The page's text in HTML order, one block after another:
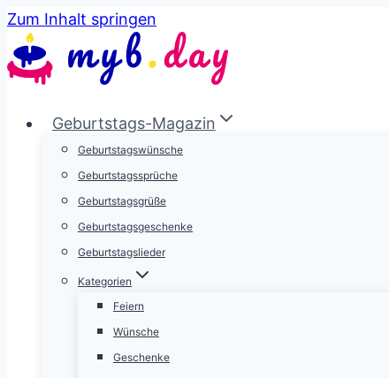
Zum Inhalt springen
Geburtstags-Magazin
Geburtstagswünsche
Geburtstagssprüche
Geburtstagsgrüße
Geburtstagsgeschenke
Geburtstagslieder
Kategorien
Feiern
Wünsche
Geschenke